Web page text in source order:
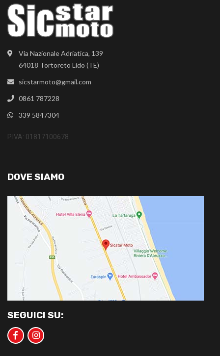
Via Nazionale Adriatica, 139
64018 Tortoreto Lido (TE)
sicstarmoto@gmail.com
0861 787228
339 5847304
P.IVA: 01817100678
DOVE SIAMO
SEGUICI SU: